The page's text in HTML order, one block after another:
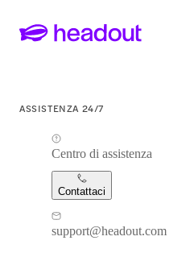
ASSISTENZA 24/7
Centro di assistenza
Contattaci
support@headout.com